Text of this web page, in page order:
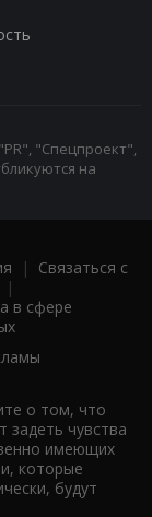
"Спецпроект",
на
| Связаться с
|
в сфере
о том, что
чувства
имеющих
которые
будут